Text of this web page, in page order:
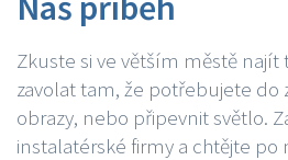
Zkuste si ve větším městě
zavolat tam, že potřebujete do
obrazy, nebo připevnit světlo.
instalatérské firmy a chtějte